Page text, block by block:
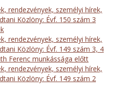
rendezvények, személyi hírek,
Közlöny: Évf. 150 szám 3
rendezvények, személyi hírek,
Közlöny: Évf. 149 szám 3, 4
Ferenc munkássága előtt
rendezvények, személyi hírek,
Közlöny: Évf. 149 szám 2